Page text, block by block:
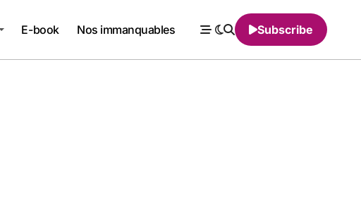
E-book Nos immanquables Subscribe